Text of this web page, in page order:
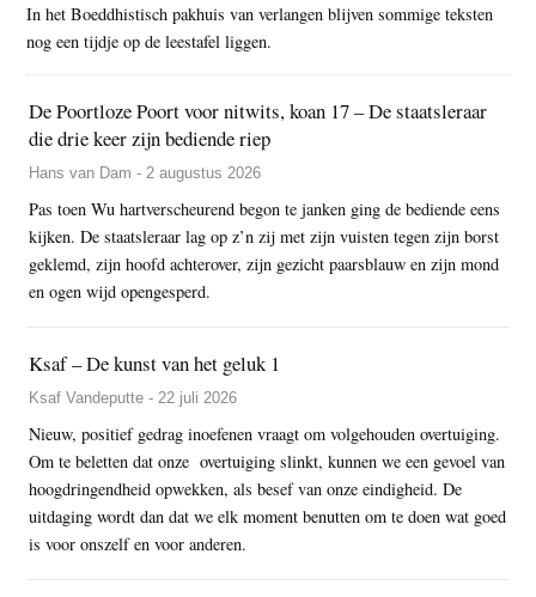
In het Boeddhistisch pakhuis van verlangen blijven sommige teksten
nog een tijdje op de leestafel liggen.
De Poortloze Poort voor nitwits, koan 17 – De staatsleraar
die drie keer zijn bediende riep
Hans van Dam - 2 augustus 2026
Pas toen Wu hartverscheurend begon te janken ging de bediende eens
kijken. De staatsleraar lag op z’n zij met zijn vuisten tegen zijn borst
geklemd, zijn hoofd achterover, zijn gezicht paarsblauw en zijn mond
en ogen wijd opengesperd.
Ksaf – De kunst van het geluk 1
Ksaf Vandeputte - 22 juli 2026
Nieuw, positief gedrag inoefenen vraagt om volgehouden overtuiging.
Om te beletten dat onze overtuiging slinkt, kunnen we een gevoel van
hoogdringendheid opwekken, als besef van onze eindigheid. De
uitdaging wordt dan dat we elk moment benutten om te doen wat goed
is voor onszelf en voor anderen.